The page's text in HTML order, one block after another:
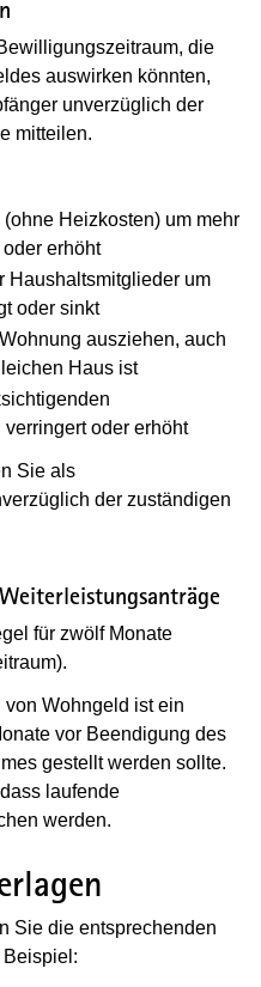
die
auswirken könnten,
unverzüglich der
mitteilen.
Heizkosten) um mehr
erhöht
Haushaltsmitglieder um
oder sinkt
ausziehen, auch
Haus ist
oder erhöht
Sie als
der zuständigen
für zwölf Monate
Wohngeld ist ein
vor Beendigung des
gestellt werden sollte.
laufende
werden.
Sie die entsprechenden